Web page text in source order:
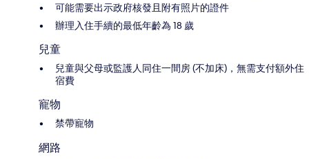
可能需要出示政府核發且附有照片的證件
辦理入住手續的最低年齡為 18 歲
兒童
兒童與父母或監護人同住一間房 (不加床)，無需支付額外住
宿費
寵物
禁帶寵物
網路